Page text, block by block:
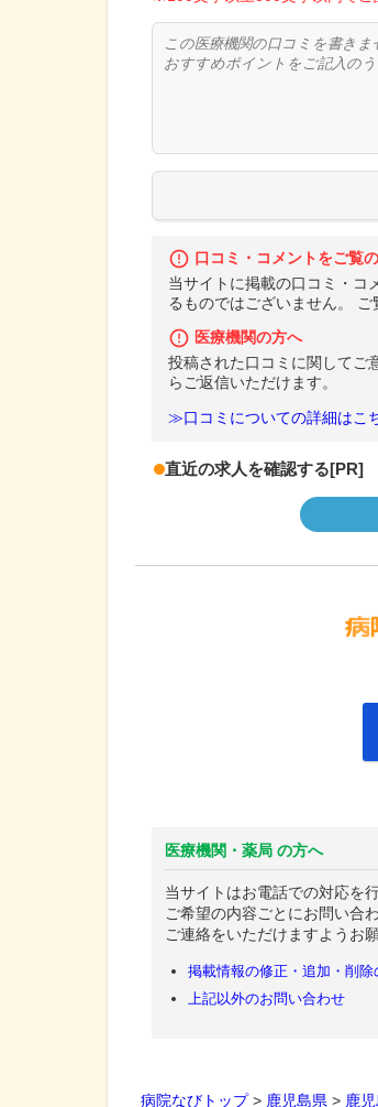
口コミ・コメントをご覧
当サイトに掲載の口コミ・コ
るものではございません。 ご
医療機関の方へ
投稿された口コミに関してご
らご返信いただけます。
≫口コミについての詳細はこ
直近の求人を確認する[PR]
医療機関・薬局 の方へ
当サイトはお電話での対応を
ご希望の内容ごとにお問い合
ご連絡をいただけますようお
掲載情報の修正・追加・削
上記以外のお問い合わせ
病院なびトップ> 鹿児島県 > 鹿